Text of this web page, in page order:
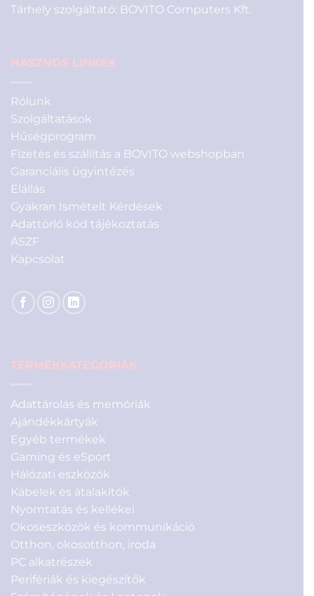
Tárhely szolgáltató: BOVITO Computers Kft.
HASZNOS LINKEK
Rólunk
Szolgáltatások
Hűségprogram
Fizetés és szállítás a BOVITO webshopban
Garanciális ügyintézés
Elállás
Gyakran Ismételt Kérdések
Adattörlő kód tájékoztatás
ÁSZF
Kapcsolat
TERMÉKKATEGÓRIÁK
Adattárolás és memóriák
Ajándékkártyák
Egyéb termékek
Gaming és eSport
Hálózati eszközök
Kábelek és átalakítók
Nyomtatás és kellékei
Okoseszközök és kommunikáció
Otthon, okosotthon, iroda
PC alkatrészek
Perifériák és kiegészítők